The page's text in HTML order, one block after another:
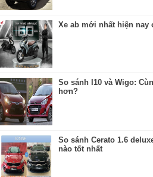
Xe ab mới nhất hiện
So sánh I10 và Wigo:
hơn?
So sánh Cerato 1.6
nào tốt nhất